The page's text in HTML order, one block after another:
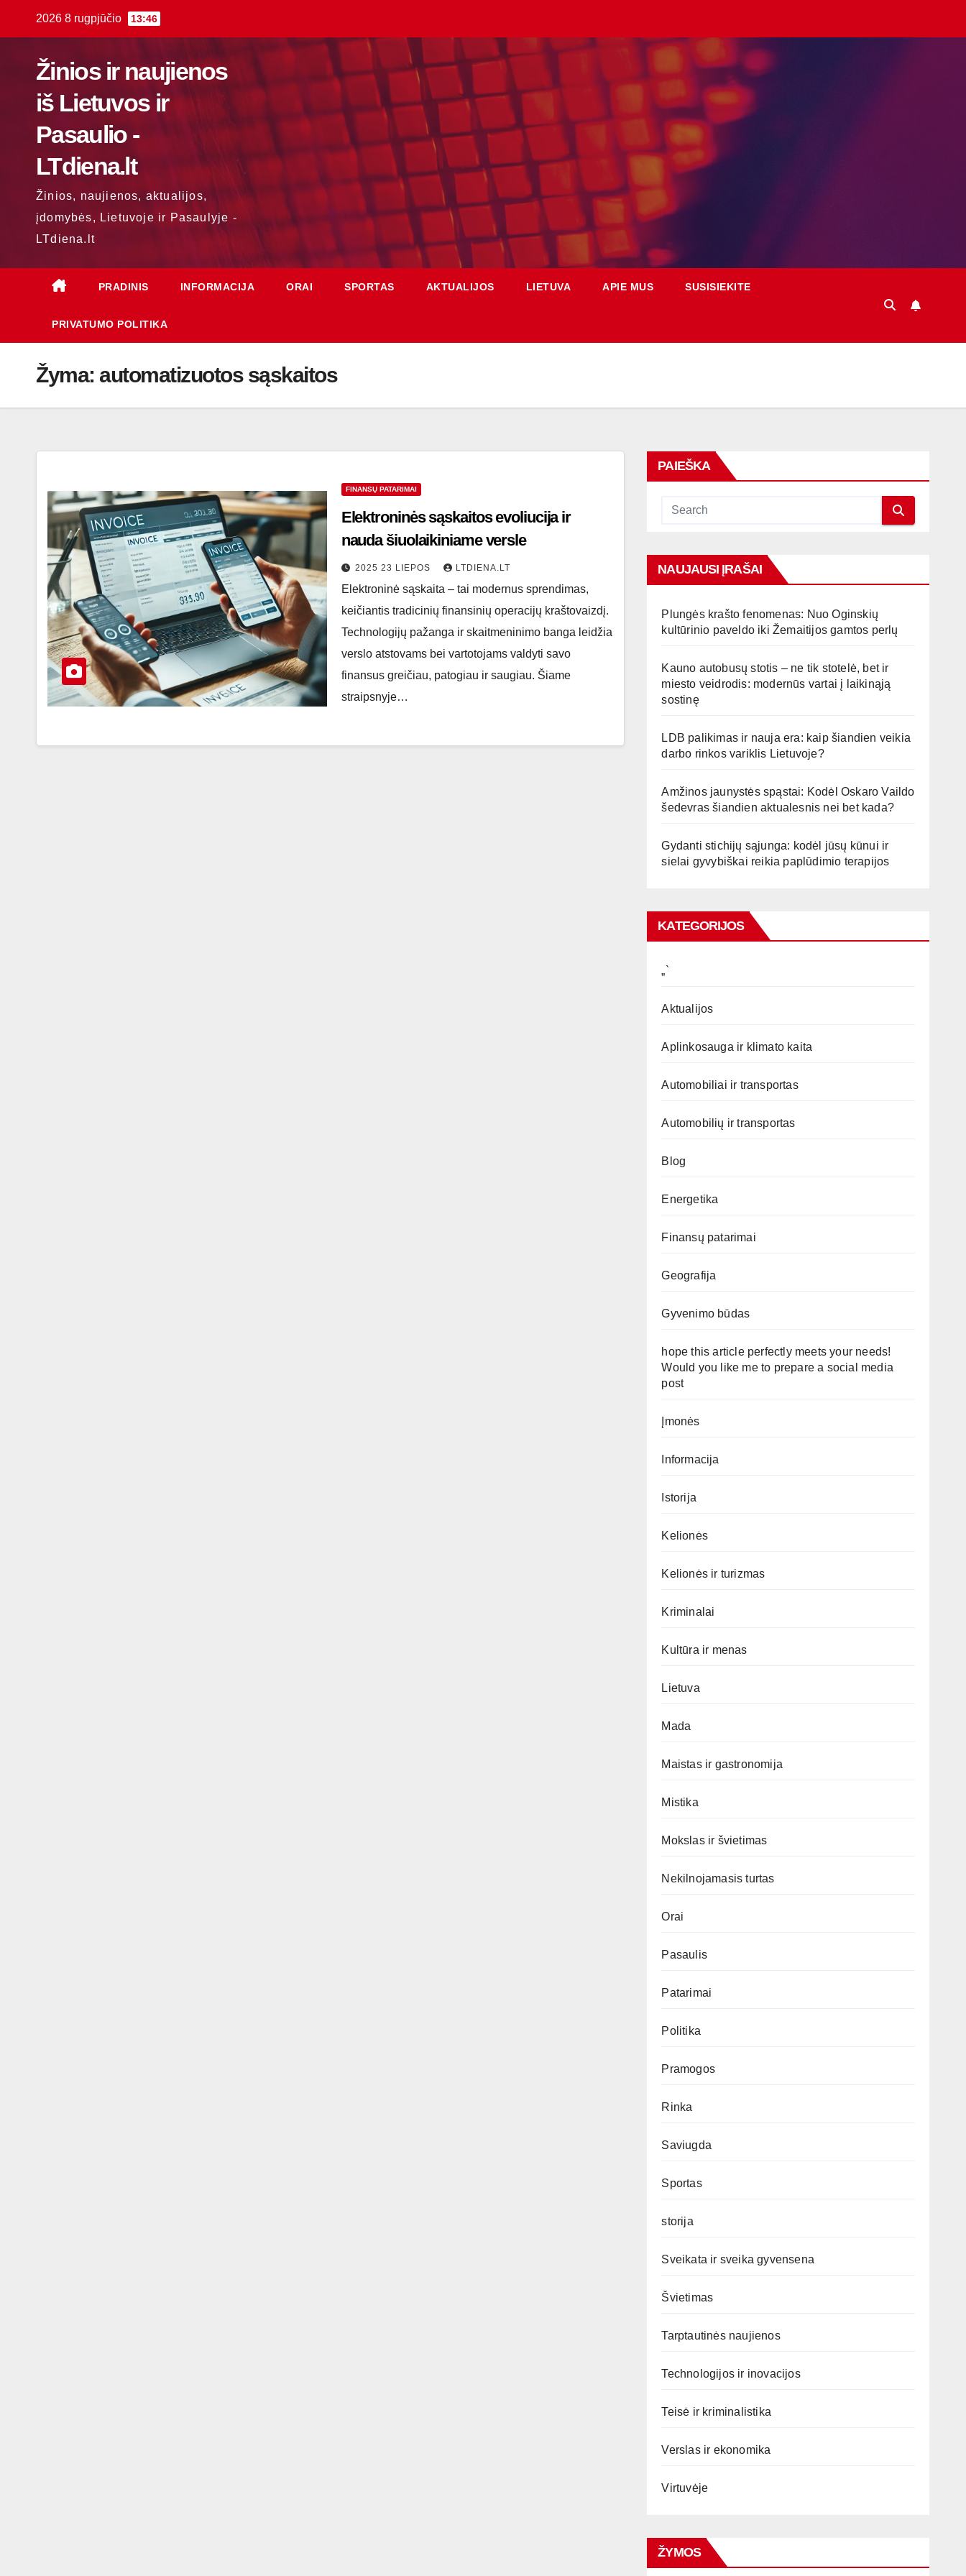
2026 8 rugpjūčio 13:46
Žinios ir naujienos
iš Lietuvos ir
Pasaulio -
LTdiena.lt
Žinios, naujienos, aktualijos,
įdomybės, Lietuvoje ir Pasaulyje -
LTdiena.lt
PRADINIS INFORMACIJA ORAI SPORTAS AKTUALIJOS LIETUVA APIE MUS SUSISIEKITE
PRIVATUMO POLITIKA
Žyma: automatizuotos sąskaitos
FINANSŲ PATARIMAI
Elektroninės sąskaitos evoliucija ir
nauda šiuolaikiniame versle
2025 23 LIEPOS LTDIENA.LT
Elektroninė sąskaita – tai modernus sprendimas,
keičiantis tradicinių finansinių operacijų kraštovaizdį.
Technologijų pažanga ir skaitmeninimo banga leidžia
verslo atstovams bei vartotojams valdyti savo
finansus greičiau, patogiau ir saugiau. Šiame
straipsnyje…
PAIEŠKA
NAUJAUSI ĮRAŠAI
Plungės krašto fenomenas: Nuo Oginskių
kultūrinio paveldo iki Žemaitijos gamtos perlų
Kauno autobusų stotis – ne tik stotelė, bet ir
miesto veidrodis: modernūs vartai į laikinąją
sostinę
LDB palikimas ir nauja era: kaip šiandien veikia
darbo rinkos variklis Lietuvoje?
Amžinos jaunystės spąstai: Kodėl Oskaro Vaildo
šedevras šiandien aktualesnis nei bet kada?
Gydanti stichijų sąjunga: kodėl jūsų kūnui ir
sielai gyvybiškai reikia paplūdimio terapijos
KATEGORIJOS
„`
Aktualijos
Aplinkosauga ir klimato kaita
Automobiliai ir transportas
Automobilių ir transportas
Blog
Energetika
Finansų patarimai
Geografija
Gyvenimo būdas
hope this article perfectly meets your needs!
Would you like me to prepare a social media
post
Įmonės
Informacija
Istorija
Kelionės
Kelionės ir turizmas
Kriminalai
Kultūra ir menas
Lietuva
Mada
Maistas ir gastronomija
Mistika
Mokslas ir švietimas
Nekilnojamasis turtas
Orai
Pasaulis
Patarimai
Politika
Pramogos
Rinka
Saviugda
Sportas
storija
Sveikata ir sveika gyvensena
Švietimas
Tarptautinės naujienos
Technologijos ir inovacijos
Teisė ir kriminalistika
Verslas ir ekonomika
Virtuvėje
ŽYMOS